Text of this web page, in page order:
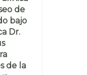
de
bajo
Dr.
de la